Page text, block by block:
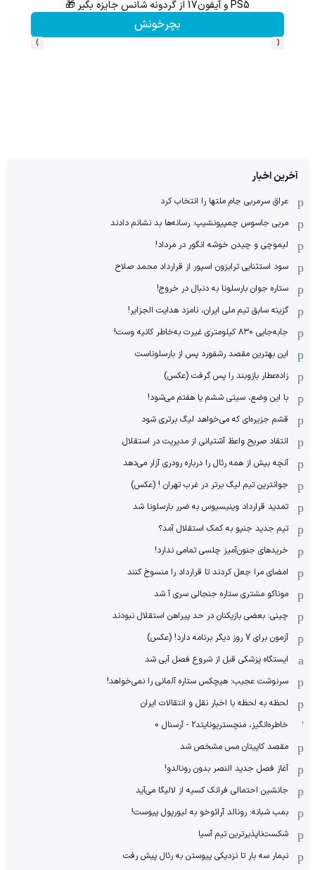
PS5 و آیفون17 از گردونه شانس جایزه بگیر 🎁
بچرخونش
‹
›
آخرین اخبار
عراق سرمربی جام ملتها را انتخاب کرد
مربی جاسوس چمپیونشیپ: رسانه‌ها بد نشانم دادند
لیموچی و چیدن خوشه انگور در مرداد!
سود استثنایی ترابزون اسپور از قرارداد محمد صلاح
ستاره جوان بارسلونا به دنبال در خروج!
گزینه سابق تیم ملی ایران، نامزد هدایت الجزایر!
جابه‌جایی ۸۳۰ کیلومتری غیرت به‌خاطر کانیه وست!
این بهترین مقصد رشفورد پس از بارسلوناست
زاده‌عطار بازوبند را پس گرفت (عکس)
با این وضع، سیتی ششم یا هفتم می‌شود!
قشم جزیره‌ای که می‌خواهد لیگ برتری شود
انتقاد صریح واعظ آشتیانی از مدیریت در استقلال
آنچه بیش از همه رئال را درباره رودری آزار می‌دهد
جوانترین تیم لیگ برتر در غرب تهران ! (عکس)
تمدید قرارداد وینیسیوس به ضرر بارسلونا شد
تیم جدید جنپو به کمک استقلال آمد؟
خریدهای جنون‌آمیز چلسی تمامی ندارد!
امضای مرا جعل کردند تا قرارداد را منسوخ کنند
موناکو مشتری ستاره جنجالی سری آ شد
چینی: بعضی بازیکنان در حد پیراهن استقلال نبودند
آزمون برای 7 روز دیگر برنامه دارد! (عکس)
ایستگاه پزشکی قبل از شروع فصل آبی شد
سرنوشت عجیب: هیچکس ستاره آلمانی را نمی‌خواهد!
لحظه به لحظه با اخبار نقل و انتقالات ایران
خاطره‌انگیز، منچستریونایتد2 - آرسنال 0
مقصد کاپیتان مس مشخص شد
آغاز فصل جدید النصر بدون رونالدو!
جانشین احتمالی فرانک کسیه از لالیگا می‌آید
بمب شبانه: رونالد آرائوخو به لیورپول پیوست!
شکست‌ناپذیرترین تیم آسیا
نیمار سه بار تا نزدیکی پیوستن به رئال پیش رفت